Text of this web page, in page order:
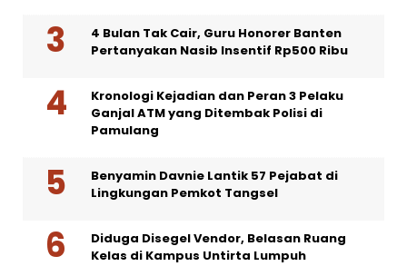
4 Bulan Tak Cair, Guru Honorer Banten
Pertanyakan Nasib Insentif Rp500 Ribu
Kronologi Kejadian dan Peran 3 Pelaku
Ganjal ATM yang Ditembak Polisi di
Pamulang
Benyamin Davnie Lantik 57 Pejabat di
Lingkungan Pemkot Tangsel
Diduga Disegel Vendor, Belasan Ruang
Kelas di Kampus Untirta Lumpuh